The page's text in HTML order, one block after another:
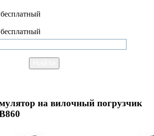
на вилочный погрузчик